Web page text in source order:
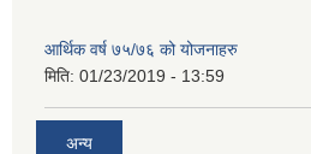
आर्थिक वर्ष ७५/७६ को योजनाहरु
मिति: 01/23/2019 - 13:59
अन्य